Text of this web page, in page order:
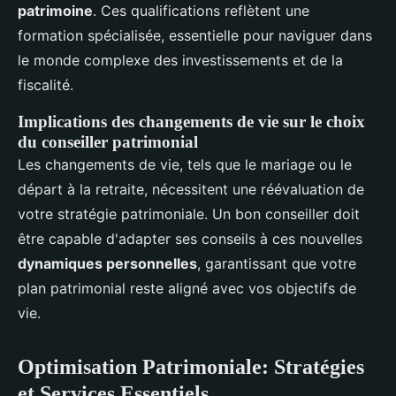
patrimoine. Ces qualifications reflètent une
formation spécialisée, essentielle pour naviguer dans
le monde complexe des investissements et de la
fiscalité.
Implications des changements de vie sur le choix
du conseiller patrimonial
Les changements de vie, tels que le mariage ou le
départ à la retraite, nécessitent une réévaluation de
votre stratégie patrimoniale. Un bon conseiller doit
être capable d'adapter ses conseils à ces nouvelles
dynamiques personnelles, garantissant que votre
plan patrimonial reste aligné avec vos objectifs de
vie.
Optimisation Patrimoniale: Stratégies